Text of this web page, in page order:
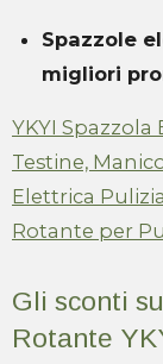
Spazzole
migliori
YKYI
Testine,
Elettrica
Rotante per
Gli sconti
Rotante